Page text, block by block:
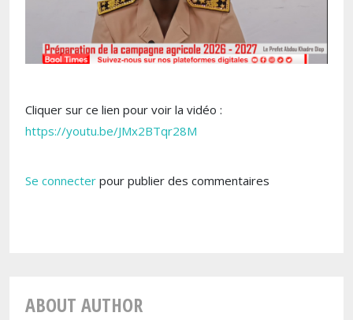
Cliquer sur ce lien pour voir la vidéo :
https://youtu.be/JMx2BTqr28M
Se connecter pour publier des commentaires
ABOUT AUTHOR